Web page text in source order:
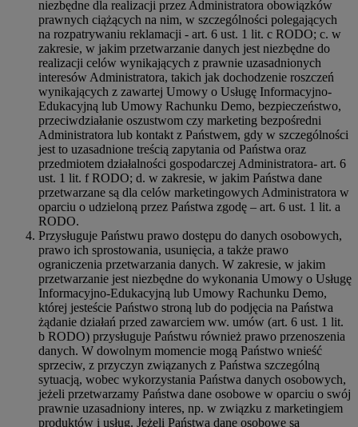
niezbędne dla realizacji przez Administratora obowiązków
prawnych ciążących na nim, w szczególności polegających
na rozpatrywaniu reklamacji - art. 6 ust. 1 lit. c RODO; c. w
zakresie, w jakim przetwarzanie danych jest niezbędne do
realizacji celów wynikających z prawnie uzasadnionych
interesów Administratora, takich jak dochodzenie roszczeń
wynikających z zawartej Umowy o Usługę Informacyjno-
Edukacyjną lub Umowy Rachunku Demo, bezpieczeństwo,
przeciwdziałanie oszustwom czy marketing bezpośredni
Administratora lub kontakt z Państwem, gdy w szczególności
jest to uzasadnione treścią zapytania od Państwa oraz
przedmiotem działalności gospodarczej Administratora- art. 6
ust. 1 lit. f RODO; d. w zakresie, w jakim Państwa dane
przetwarzane są dla celów marketingowych Administratora w
oparciu o udzieloną przez Państwa zgodę – art. 6 ust. 1 lit. a
RODO.
Przysługuje Państwu prawo dostępu do danych osobowych,
prawo ich sprostowania, usunięcia, a także prawo
ograniczenia przetwarzania danych. W zakresie, w jakim
przetwarzanie jest niezbędne do wykonania Umowy o Usługę
Informacyjno-Edukacyjną lub Umowy Rachunku Demo,
której jesteście Państwo stroną lub do podjęcia na Państwa
żądanie działań przed zawarciem ww. umów (art. 6 ust. 1 lit.
b RODO) przysługuje Państwu również prawo przenoszenia
danych. W dowolnym momencie mogą Państwo wnieść
sprzeciw, z przyczyn związanych z Państwa szczególną
sytuacją, wobec wykorzystania Państwa danych osobowych,
jeżeli przetwarzamy Państwa dane osobowe w oparciu o swój
prawnie uzasadniony interes, np. w związku z marketingiem
produktów i usług. Jeżeli Państwa dane osobowe są